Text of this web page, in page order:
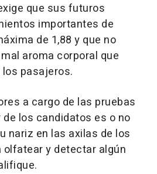
que sus futuros
importantes de
de 1,88 y que no
aroma corporal que
pasajeros.
a cargo de las pruebas
los candidatos es o no
nariz en las axilas de los
y detectar algún